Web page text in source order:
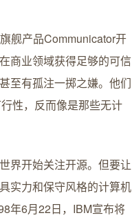
舰产品Communicator开
商业领域获得足够的可信
至有孤注一掷之嫌。他们
性，反而像是那些无计
界开始关注开源。但要让
实力和保守风格的计算机
年6月22日，IBM宣布将